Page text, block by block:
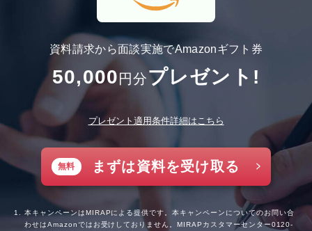
資料請求から面談実施でAmazonギフト券
50,000 円分プレゼント!
プレゼント適用条件詳細はこちら
無料 まずは資料を受け取る
本キャンペーンはMIRAPによる提供です。本キャンペーンについてのお問い合
わせはAmazonではお受けしておりません。MIRAPカスタマーセンター0120-